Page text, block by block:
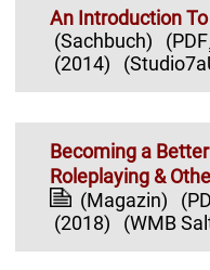
An Introduction
(Sachbuch)
(2014)
Becoming a
Roleplaying &
(Magazin)
(2018)
(WMB